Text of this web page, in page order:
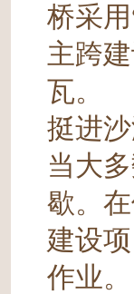
桥采
主跨
瓦。
挺进
当大
歇。
建设
作业。